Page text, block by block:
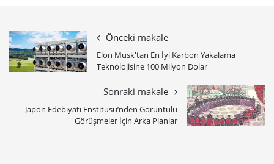
Önceki makale
Elon Musk'tan En İyi Karbon Yakalama
Teknolojisine 100 Milyon Dolar
Sonraki makale
Japon Edebiyatı Enstitüsü’nden Görüntülü
Görüşmeler İçin Arka Planlar